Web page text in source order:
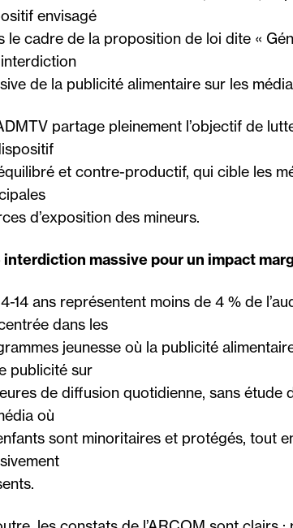
envisagé
le cadre de la proposition de loi dite «
de la publicité alimentaire sur les
partage pleinement l’objectif de
et contre-productif, qui cible les
d’exposition des mineurs.
interdiction massive pour un impact
14 ans représentent moins de 4 % de
dans les
jeunesse où la publicité
publicité sur
de diffusion quotidienne, sans étude
où
sont minoritaires et protégés, tout